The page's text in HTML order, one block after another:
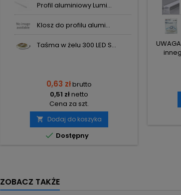
Profil aluminiowy Lumi...
Klosz do profilu alumi...
Taśma w żelu 300 LED S...
0,63 złbrutto
0,51 złnetto
Cena za szt.
 Dodaj do koszyka
 Dostępny
ZOBACZ TAKŻE